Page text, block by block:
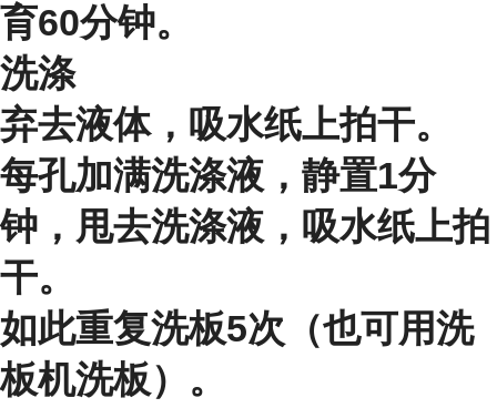
育60分钟。
洗涤
弃去液体，吸水纸上拍干。
每孔加满洗涤液，静置1分
钟，甩去洗涤液，吸水纸上拍
干。
如此重复洗板5次（也可用洗
板机洗板）。